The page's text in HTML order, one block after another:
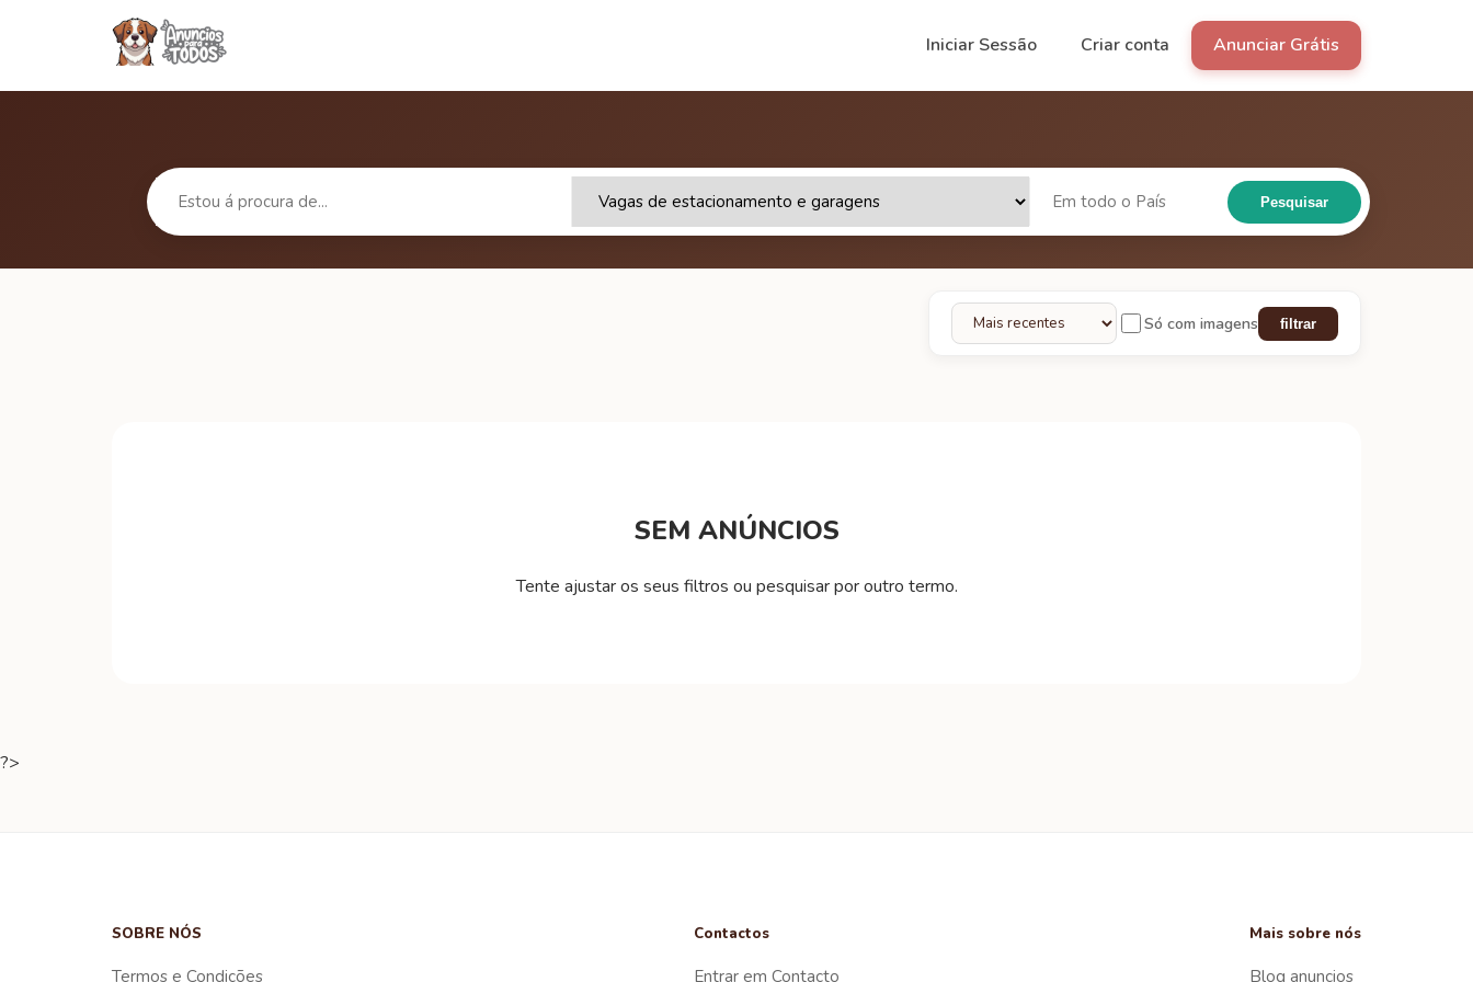
Iniciar Sessão Criar conta Anunciar Grátis
Pesquisar
Só com imagens filtrar
SEM ANÚNCIOS
Tente ajustar os seus filtros ou pesquisar por outro termo.
?>
SOBRE NÓS
Termos e Condições
Contactos
Entrar em Contacto
Mais sobre nós
Blog anuncios